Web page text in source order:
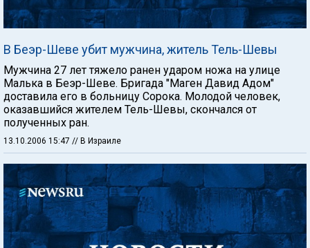
В Беэр-Шеве убит мужчина, житель Тель-Шевы
Мужчина 27 лет тяжело ранен ударом ножа на улице
Малька в Беэр-Шеве. Бригада "Маген Давид Адом"
доставила его в больницу Сорока. Молодой человек,
оказавшийся жителем Тель-Шевы, скончался от
полученных ран.
13.10.2006 15:47 // В Израиле